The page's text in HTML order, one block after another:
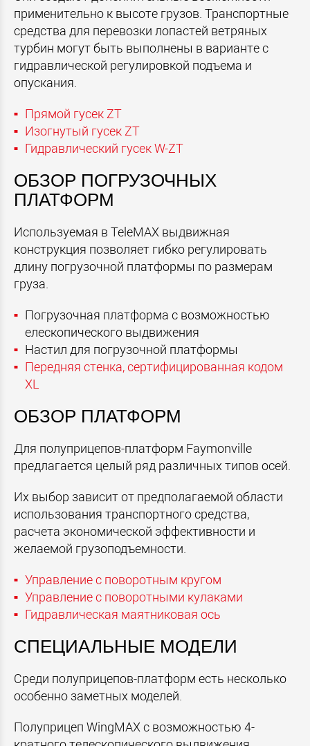
применительно к высоте грузов. Транспортные
средства для перевозки лопастей ветряных
турбин могут быть выполнены в варианте с
гидравлической регулировкой подъема и
опускания.
Прямой гусек ZT
Изогнутый гусек ZT
Гидравлический гусек W-ZT
ОБЗОР ПОГРУЗОЧНЫХ
ПЛАТФОРМ
Используемая в TeleMAX выдвижная
конструкция позволяет гибко регулировать
длину погрузочной платформы по размерам
груза.
Погрузочная платформа с возможностью
елескопического выдвижения
Настил для погрузочной платформы
Передняя стенка, сертифицированная кодом
XL
ОБЗОР ПЛАТФОРМ
Для полуприцепов-платформ Faymonville
предлагается целый ряд различных типов осей.
Их выбор зависит от предполагаемой области
использования транспортного средства,
расчета экономической эффективности и
желаемой грузоподъемности.
Управление с поворотным кругом
Управление с поворотными кулаками
Гидравлическая маятниковая ось
СПЕЦИАЛЬНЫЕ МОДЕЛИ
Среди полуприцепов-платформ есть несколько
особенно заметных моделей.
Полуприцеп WingMAX с возможностью 4-